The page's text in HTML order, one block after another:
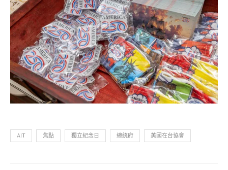
AIT 焦點 獨立紀念日 總統府 美國在台協會